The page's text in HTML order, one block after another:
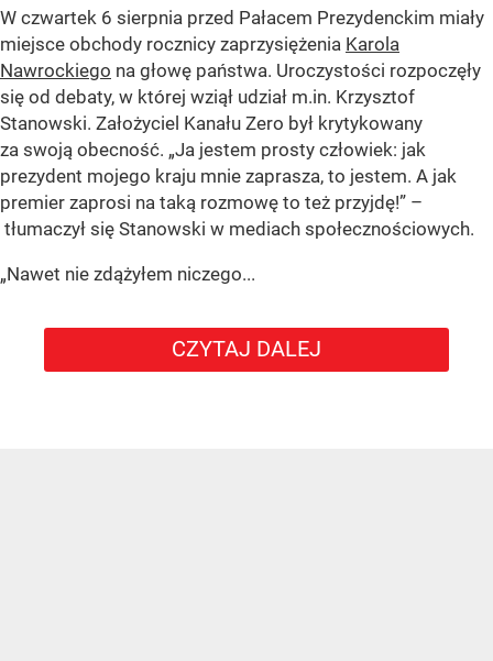
W czwartek 6 sierpnia przed Pałacem Prezydenckim miały
miejsce obchody rocznicy zaprzysiężenia Karola
Nawrockiego na głowę państwa. Uroczystości rozpoczęły
się od debaty, w której wziął udział m.in. Krzysztof
Stanowski. Założyciel Kanału Zero był krytykowany
za swoją obecność. „Ja jestem prosty człowiek: jak
prezydent mojego kraju mnie zaprasza, to jestem. A jak
premier zaprosi na taką rozmowę to też przyjdę!” –
tłumaczył się Stanowski w mediach społecznościowych.
„Nawet nie zdążyłem niczego...
CZYTAJ DALEJ